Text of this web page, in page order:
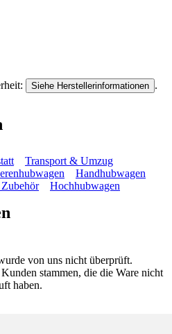
Siehe Herstellerinformationen .
Transport & Umzug
Handhubwagen
Hochhubwagen
von uns nicht überprüft.
stammen, die die Ware nicht
haben.